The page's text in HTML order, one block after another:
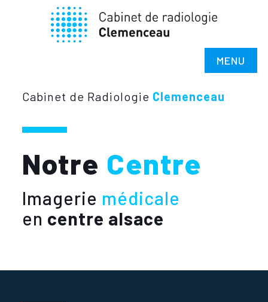
MENU
Cabinet de Radiologie Clemenceau
Notre Centre
Imagerie médicale
en centre alsace